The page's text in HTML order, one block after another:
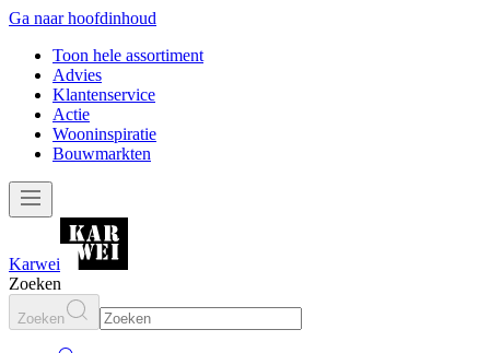
Ga naar hoofdinhoud
Toon hele assortiment
Advies
Klantenservice
Actie
Wooninspiratie
Bouwmarkten
Karwei
Zoeken
Zoeken